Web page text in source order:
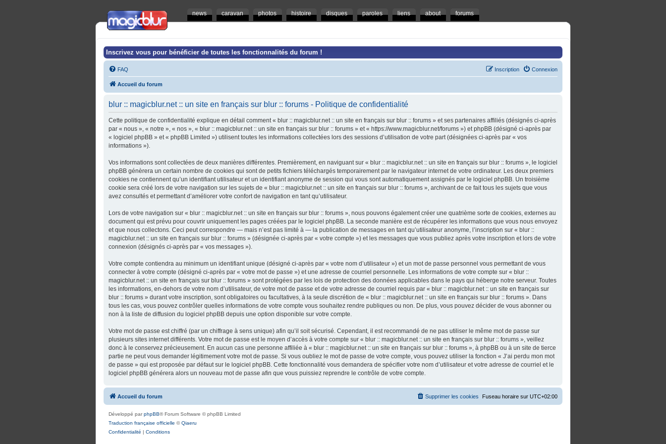
news caravan photos histoire disques paroles liens about forums
Inscrivez vous pour bénéficier de toutes les fonctionnalités du forum !
FAQ Connexion
Inscription
Accueil du forum
blur :: magicblur.net :: un site en français sur blur :: forums - Politique de confidentialité
Cette politique de confidentialité explique en détail comment « blur :: magicblur.net :: un site en français sur blur :: forums » et ses partenaires affiliés (désignés ci-après
par « nous », « notre », « nos », « blur :: magicblur.net :: un site en français sur blur :: forums » et « https://www.magicblur.net/forums ») et phpBB (désigné ci-après par
« logiciel phpBB » et « phpBB Limited ») utilisent toutes les informations collectées lors des sessions d’utilisation de votre part (désignées ci-après par « vos
informations »).
Vos informations sont collectées de deux manières différentes. Premièrement, en naviguant sur « blur :: magicblur.net :: un site en français sur blur :: forums », le logiciel
phpBB génèrera un certain nombre de cookies qui sont de petits fichiers téléchargés temporairement par le navigateur internet de votre ordinateur. Les deux premiers
cookies ne contiennent qu’un identifiant utilisateur et un identifiant anonyme de session qui vous sont automatiquement assignés par le logiciel phpBB. Un troisième
cookie sera créé lors de votre navigation sur les sujets de « blur :: magicblur.net :: un site en français sur blur :: forums », archivant de ce fait tous les sujets que vous
avez consultés et permettant d’améliorer votre confort de navigation en tant qu’utilisateur.
Lors de votre navigation sur « blur :: magicblur.net :: un site en français sur blur :: forums », nous pouvons également créer une quatrième sorte de cookies, externes au
document qui est prévu pour couvrir uniquement les pages créées par le logiciel phpBB. La seconde manière est de récupérer les informations que vous nous envoyez
et que nous collectons. Ceci peut correspondre — mais n’est pas limité à — la publication de messages en tant qu’utilisateur anonyme, l’inscription sur « blur ::
magicblur.net :: un site en français sur blur :: forums » (désignée ci-après par « votre compte ») et les messages que vous publiez après votre inscription et lors de votre
connexion (désignés ci-après par « vos messages »).
Votre compte contiendra au minimum un identifiant unique (désigné ci-après par « votre nom d’utilisateur ») et un mot de passe personnel vous permettant de vous
connecter à votre compte (désigné ci-après par « votre mot de passe ») et une adresse de courriel personnelle. Les informations de votre compte sur « blur ::
magicblur.net :: un site en français sur blur :: forums » sont protégées par les lois de protection des données applicables dans le pays qui héberge notre serveur. Toutes
les informations, en-dehors de votre nom d’utilisateur, de votre mot de passe et de votre adresse de courriel requis par « blur :: magicblur.net :: un site en français sur
blur :: forums » durant votre inscription, sont obligatoires ou facultatives, à la seule discrétion de « blur :: magicblur.net :: un site en français sur blur :: forums ». Dans
tous les cas, vous pouvez contrôler quelles informations de votre compte vous souhaitez rendre publiques ou non. De plus, vous pouvez décider de vous abonner ou
non à la liste de diffusion du logiciel phpBB depuis une option disponible sur votre compte.
Votre mot de passe est chiffré (par un chiffrage à sens unique) afin qu’il soit sécurisé. Cependant, il est recommandé de ne pas utiliser le même mot de passe sur
plusieurs sites internet différents. Votre mot de passe est le moyen d’accès à votre compte sur « blur :: magicblur.net :: un site en français sur blur :: forums », veillez
donc à le conservez précieusement. En aucun cas une personne affiliée à « blur :: magicblur.net :: un site en français sur blur :: forums », à phpBB ou à un site de tierce
partie ne peut vous demander légitimement votre mot de passe. Si vous oubliez le mot de passe de votre compte, vous pouvez utiliser la fonction « J’ai perdu mon mot
de passe » qui est proposée par défaut sur le logiciel phpBB. Cette fonctionnalité vous demandera de spécifier votre nom d’utilisateur et votre adresse de courriel et le
logiciel phpBB générera alors un nouveau mot de passe afin que vous puissiez reprendre le contrôle de votre compte.
Accueil du forum Fuseau horaire sur UTC+02:00
Supprimer les cookies
Développé parphpBB® Forum Software © phpBB Limited
Traduction française officielle ©Qiaeru
Confidentialité | Conditions